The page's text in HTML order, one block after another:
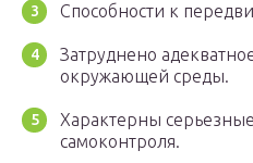
Способности к
Затруднено
окружающей среды.
Характерны
самоконтроля.